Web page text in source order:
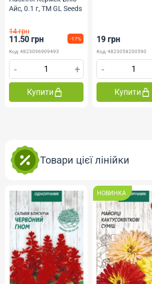
Айс, 0.1 г, ТМ GL Seeds
14 грн
11.50 грн -17%
Код: 4823096909493
- +
Купити
19 грн
Код: 4823058200590
-
Купити
Товари цієї лінійки
НОВИНКА